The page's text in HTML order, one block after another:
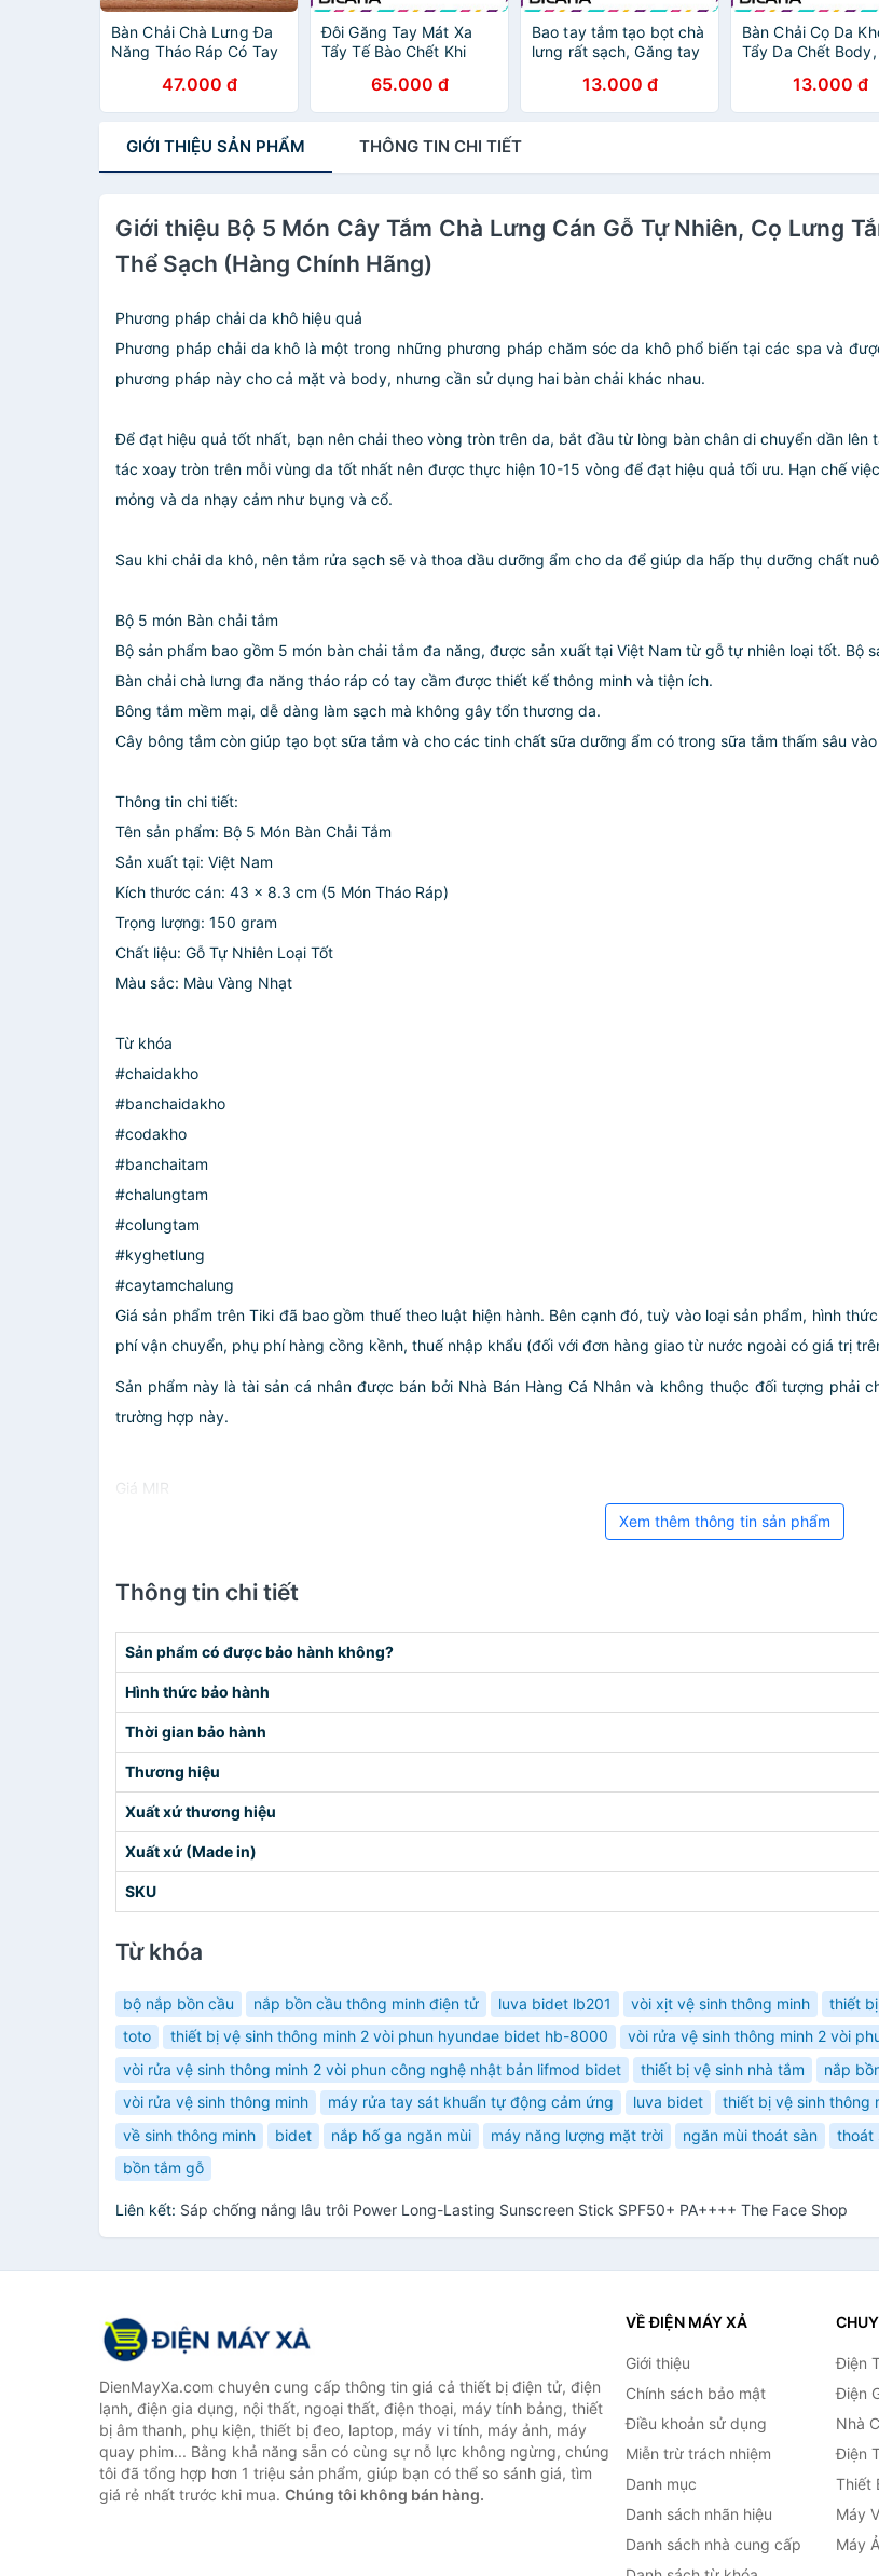
Bàn Chải Chà Lưng Đa
Năng Tháo Ráp Có Tay
Tắm Massage BODY
Sạch Bong (Hàng Chính
47.000 đ
Đôi Găng Tay Mát Xa
Tẩy Tế Bào Chết Khi
Tốt Có Móc Treo Tiện
Dụng (Hàng Chính
65.000 đ
Bao tay tắm tạo bọt chà
lưng rất sạch, Găng tay
da láng mịn sạch nhờn
(Hàng Chính Hãng)
13.000 đ
Bàn Chải Cọ Da
Tẩy Da Chết
Massage Body
Loại Tháo Rời
13.000 đ
GIỚI THIỆU SẢN PHẨM THÔNG TIN CHI TIẾT
Giới thiệu Bộ 5 Món Cây Tắm Chà Lưng Cán Gỗ Tự Nhiên, Cọ Lưng
Thể Sạch (Hàng Chính Hãng)
Phương pháp chải da khô hiệu quả
Phương pháp chải da khô là một trong những phương pháp chăm sóc da khô phổ biến tại các spa và
phương pháp này cho cả mặt và body, nhưng cần sử dụng hai bàn chải khác nhau.
Để đạt hiệu quả tốt nhất, bạn nên chải theo vòng tròn trên da, bắt đầu từ lòng bàn chân di chuyển dần
tác xoay tròn trên mỗi vùng da tốt nhất nên được thực hiện 10-15 vòng để đạt hiệu quả tối ưu. Hạn chế
mỏng và da nhạy cảm như bụng và cổ.
Sau khi chải da khô, nên tắm rửa sạch sẽ và thoa dầu dưỡng ẩm cho da để giúp da hấp thụ dưỡng chất
Bộ 5 món Bàn chải tắm
Bộ sản phẩm bao gồm 5 món bàn chải tắm đa năng, được sản xuất tại Việt Nam từ gỗ tự nhiên loại tốt. Bộ
Bàn chải chà lưng đa năng tháo ráp có tay cầm được thiết kế thông minh và tiện ích.
Bông tắm mềm mại, dễ dàng làm sạch mà không gây tổn thương da.
Cây bông tắm còn giúp tạo bọt sữa tắm và cho các tinh chất sữa dưỡng ẩm có trong sữa tắm thấm sâu
Thông tin chi tiết:
Tên sản phẩm: Bộ 5 Món Bàn Chải Tắm
Sản xuất tại: Việt Nam
Kích thước cán: 43 x 8.3 cm (5 Món Tháo Ráp)
Trọng lượng: 150 gram
Chất liệu: Gỗ Tự Nhiên Loại Tốt
Màu sắc: Màu Vàng Nhạt
Từ khóa
#chaidakho
#banchaidakho
#codakho
#banchaitam
#chalungtam
#colungtam
#kyghetlung
#caytamchalung
Giá sản phẩm trên Tiki đã bao gồm thuế theo luật hiện hành. Bên cạnh đó, tuỳ vào loại sản phẩm, hình
phí vận chuyển, phụ phí hàng cồng kềnh, thuế nhập khẩu (đối với đơn hàng giao từ nước ngoài có giá trị
Sản phẩm này là tài sản cá nhân được bán bởi Nhà Bán Hàng Cá Nhân và không thuộc đối tượng phải
trường hợp này.
Giá MIR
Xem thêm thông tin sản phẩm
Thông tin chi tiết
Sản phẩm có được bảo hành không?
Hình thức bảo hành
Thời gian bảo hành
Thương hiệu
Xuất xứ thương hiệu
Xuất xứ (Made in)
SKU
Từ khóa
bộ nắp bồn cầu nắp bồn cầu thông minh điện tử luva bidet lb201 vòi xịt vệ sinh thông minh thiết
toto
thiết bị vệ sinh thông minh 2 vòi phun hyundae bidet hb-8000
vòi rửa vệ sinh thông minh 2 vòi
vòi rửa vệ sinh thông minh 2 vòi phun công nghệ nhật bản lifmod bidet
thiết bị vệ sinh nhà tắm nắp
vòi rửa vệ sinh thông minh
máy rửa tay sát khuẩn tự động cảm ứng luva bidet thiết bị vệ sinh thông
về sinh thông minh
bidet nắp hố ga ngăn mùi máy năng lượng mặt trời ngăn mùi thoát sàn thoát
bồn tắm gỗ
Liên kết: Sáp chống nắng lâu trôi Power Long-Lasting Sunscreen Stick SPF50+ PA++++ The Face Shop
DienMayXa.com chuyên cung cấp thông tin giá cả thiết bị điện tử, điện
lạnh, điện gia dụng, nội thất, ngoại thất, điện thoại, máy tính bảng, thiết
bị âm thanh, phụ kiện, thiết bị đeo, laptop, máy vi tính, máy ảnh, máy
quay phim... Bằng khả năng sẵn có cùng sự nỗ lực không ngừng, chúng
tôi đã tổng hợp hơn 1 triệu sản phẩm, giúp bạn có thể so sánh giá, tìm
giá rẻ nhất trước khi mua. Chúng tôi không bán hàng.
VỀ ĐIỆN MÁY XẢ
Giới thiệu
Chính sách bảo mật
Điều khoản sử dụng
Miễn trừ trách nhiệm
Danh mục
Danh sách nhãn hiệu
Danh sách nhà cung cấp
Điện
Điện
Nhà
Điện
Thiết
Máy
Máy